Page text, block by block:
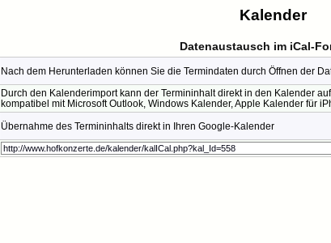
Kalender
Datenaustausch im iCal-
Nach dem Herunterladen können Sie die Termindaten durch Öffnen der
Durch den Kalenderimport kann der Termininhalt direkt in den Kalender
kompatibel mit Microsoft Outlook, Windows Kalender, Apple Kalender für
Übernahme des Termininhalts direkt in Ihren Google-Kalender